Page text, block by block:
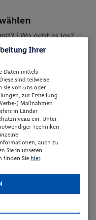
| Wo geht es los?
Preis aufsteigend
239.-
Nicht verfügbar
Ihrer
Daten mittels
sind teilweise
sie von uns oder
zur Erstellung
) Maßnahmen
in Länder
ein. Unter
Techniken
auch zu
Sie in unseren
finden Sie hier.